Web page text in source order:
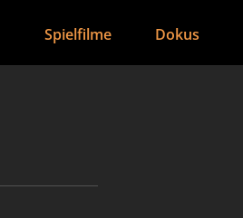
Spielfilme Dokus